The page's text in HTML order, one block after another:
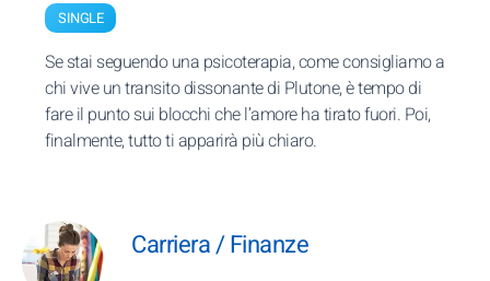
SINGLE
Se stai seguendo una psicoterapia, come consigliamo a
chi vive un transito dissonante di Plutone, è tempo di
fare il punto sui blocchi che l’amore ha tirato fuori. Poi,
finalmente, tutto ti apparirà più chiaro.
Carriera / Finanze